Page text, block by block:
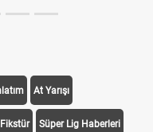
At Yarışı
Süper Lig Haberleri